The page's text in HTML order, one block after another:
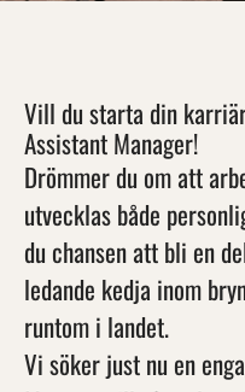
Vill du starta din
Assistant Manager!
Drömmer du om att
utvecklas både
du chansen att bli en
ledande kedja inom
runtom i landet.
Vi söker just nu en